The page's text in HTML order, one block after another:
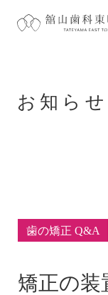
お知らせ
歯の矯正 Q&A
矯正の装